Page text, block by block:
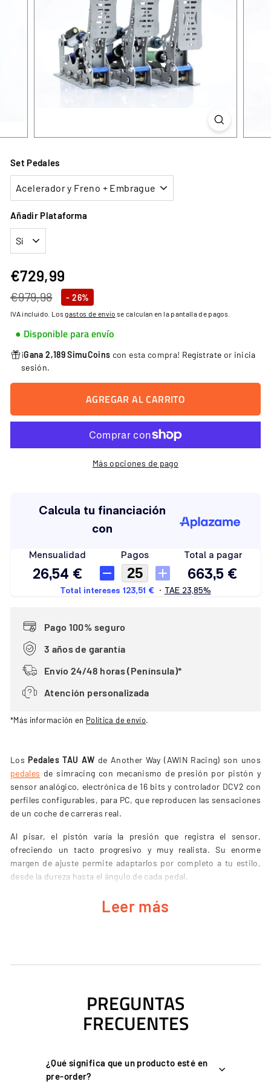
Set Pedales
Añadir Plataforma
Precio
habitual
€979,98€979,98
Precio
de
oferta
€729,99
- 26%
IVA incluido. Losgastos de envío se calculan en la pantalla de pagos.
● Disponible para envío
¡Gana 2,189 SimuCoins con esta compra! Regístrate or inicia
sesión.
AGREGAR AL CARRITO
Más opciones de pago
Pago 100% seguro
3 años de garantía
Envío 24/48 horas (Península)*
Atención personalizada
*Más información en Política de envío.
Los Pedales TAU AW de Another Way (AWIN Racing) son unos
pedales de simracing con mecanismo de presión por pistón y
sensor analógico, electrónica de 16 bits y controlador DCV2 con
perfiles configurables, para PC, que reproducen las sensaciones
de un coche de carreras real.
Al pisar, el pistón varía la presión que registra el sensor,
ofreciendo un tacto progresivo y muy realista. Su enorme
margen de ajuste permite adaptarlos por completo a tu estilo,
desde la dureza hasta el ángulo de cada pedal.
Electrónica de 16 bits con tecnología de amortiguación.
Controlador DCV2 integrado
(panel HMI): sin apps externas,
Amplísima regulación (8 rangos): topes, ángulo de la
palanca, posición y fuerza del muelle (pomo moleteado),
Leer más
PREGUNTAS
FRECUENTES
¿Qué significa que un producto esté en
pre-order?